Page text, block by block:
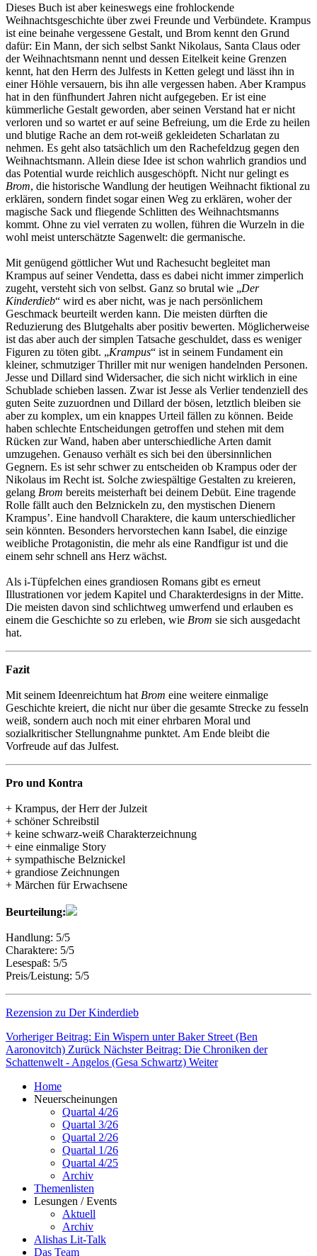
Dieses Buch ist aber keineswegs eine frohlockende
Weihnachtsgeschichte über zwei Freunde und Verbündete. Krampus
ist eine beinahe vergessene Gestalt, und Brom kennt den Grund
dafür: Ein Mann, der sich selbst Sankt Nikolaus, Santa Claus oder
der Weihnachtsmann nennt und dessen Eitelkeit keine Grenzen
kennt, hat den Herrn des Julfests in Ketten gelegt und lässt ihn in
einer Höhle versauern, bis ihn alle vergessen haben. Aber Krampus
hat in den fünfhundert Jahren nicht aufgegeben. Er ist eine
kümmerliche Gestalt geworden, aber seinen Verstand hat er nicht
verloren und so wartet er auf seine Befreiung, um die Erde zu heilen
und blutige Rache an dem rot-weiß gekleideten Scharlatan zu
nehmen. Es geht also tatsächlich um den Rachefeldzug gegen den
Weihnachtsmann. Allein diese Idee ist schon wahrlich grandios und
das Potential wurde reichlich ausgeschöpft. Nicht nur gelingt es
Brom, die historische Wandlung der heutigen Weihnacht fiktional zu
erklären, sondern findet sogar einen Weg zu erklären, woher der
magische Sack und fliegende Schlitten des Weihnachtsmanns
kommt. Ohne zu viel verraten zu wollen, führen die Wurzeln in die
wohl meist unterschätzte Sagenwelt: die germanische.
Mit genügend göttlicher Wut und Rachesucht begleitet man
Krampus auf seiner Vendetta, dass es dabei nicht immer zimperlich
zugeht, versteht sich von selbst. Ganz so brutal wie „Der
Kinderdieb“ wird es aber nicht, was je nach persönlichem
Geschmack beurteilt werden kann. Die meisten dürften die
Reduzierung des Blutgehalts aber positiv bewerten. Möglicherweise
ist das aber auch der simplen Tatsache geschuldet, dass es weniger
Figuren zu töten gibt. „Krampus“ ist in seinem Fundament ein
kleiner, schmutziger Thriller mit nur wenigen handelnden Personen.
Jesse und Dillard sind Widersacher, die sich nicht wirklich in eine
Schublade schieben lassen. Zwar ist Jesse als Verlier tendenziell des
guten Seite zuzuordnen und Dillard der bösen, letztlich bleiben sie
aber zu komplex, um ein knappes Urteil fällen zu können. Beide
haben schlechte Entscheidungen getroffen und stehen mit dem
Rücken zur Wand, haben aber unterschiedliche Arten damit
umzugehen. Genauso verhält es sich bei den übersinnlichen
Gegnern. Es ist sehr schwer zu entscheiden ob Krampus oder der
Nikolaus im Recht ist. Solche zwiespältige Gestalten zu kreieren,
gelang Brom bereits meisterhaft bei deinem Debüt. Eine tragende
Rolle fällt auch den Belznickeln zu, den mystischen Dienern
Krampus’. Eine handvoll Charaktere, die kaum unterschiedlicher
sein könnten. Besonders hervorstechen kann Isabel, die einzige
weibliche Protagonistin, die mehr als eine Randfigur ist und die
einem sehr schnell ans Herz wächst.
Als i-Tüpfelchen eines grandiosen Romans gibt es erneut
Illustrationen vor jedem Kapitel und Charakterdesigns in der Mitte.
Die meisten davon sind schlichtweg umwerfend und erlauben es
einem die Geschichte so zu erleben, wie Brom sie sich ausgedacht
hat.
Fazit
Mit seinem Ideenreichtum hat Brom eine weitere einmalige
Geschichte kreiert, die nicht nur über die gesamte Strecke zu fesseln
weiß, sondern auch noch mit einer ehrbaren Moral und
sozialkritischer Stellungnahme punktet. Am Ende bleibt die
Vorfreude auf das Julfest.
Pro und Kontra
+ Krampus, der Herr der Julzeit
+ schöner Schreibstil
+ keine schwarz-weiß Charakterzeichnung
+ eine einmalige Story
+ sympathische Belznickel
+ grandiose Zeichnungen
+ Märchen für Erwachsene
Beurteilung:
Handlung: 5/5
Charaktere: 5/5
Lesespaß: 5/5
Preis/Leistung: 5/5
Rezension zu Der Kinderdieb
Vorheriger Beitrag: Ein Wispern unter Baker Street (Ben
Aaronovitch) Zurück Nächster Beitrag: Die Chroniken der
Schattenwelt - Angelos (Gesa Schwartz) Weiter
Home
Neuerscheinungen
Quartal 4/26
Quartal 3/26
Quartal 2/26
Quartal 1/26
Quartal 4/25
Archiv
Themenlisten
Lesungen / Events
Aktuell
Archiv
Alishas Lit-Talk
Das Team